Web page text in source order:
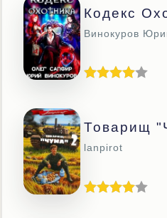
Кодекс
Винокуров
Товарищ
lanpirot